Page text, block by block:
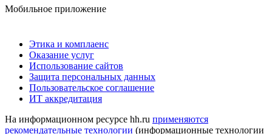
Мобильное приложение
Этика и комплаенс
Оказание услуг
Использование сайтов
Защита персональных данных
Пользовательское соглашение
ИТ аккредитация
На информационном ресурсе hh.ru применяются
рекомендательные технологии (информационные технологии